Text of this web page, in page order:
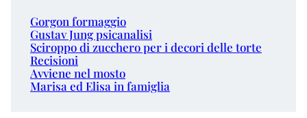
Gorgon formaggio
Gustav Jung psicanalisi
Sciroppo di zucchero per i decori delle torte
Recisioni
Avviene nel mosto
Marisa ed Elisa in famiglia